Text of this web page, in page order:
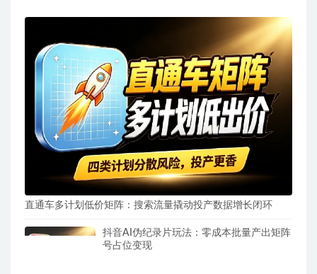
直通车多计划低价矩阵：搜索流量撬动投产数据增长闭环
抖音AI伪纪录片玩法：零成本批量产出矩阵
号占位变现